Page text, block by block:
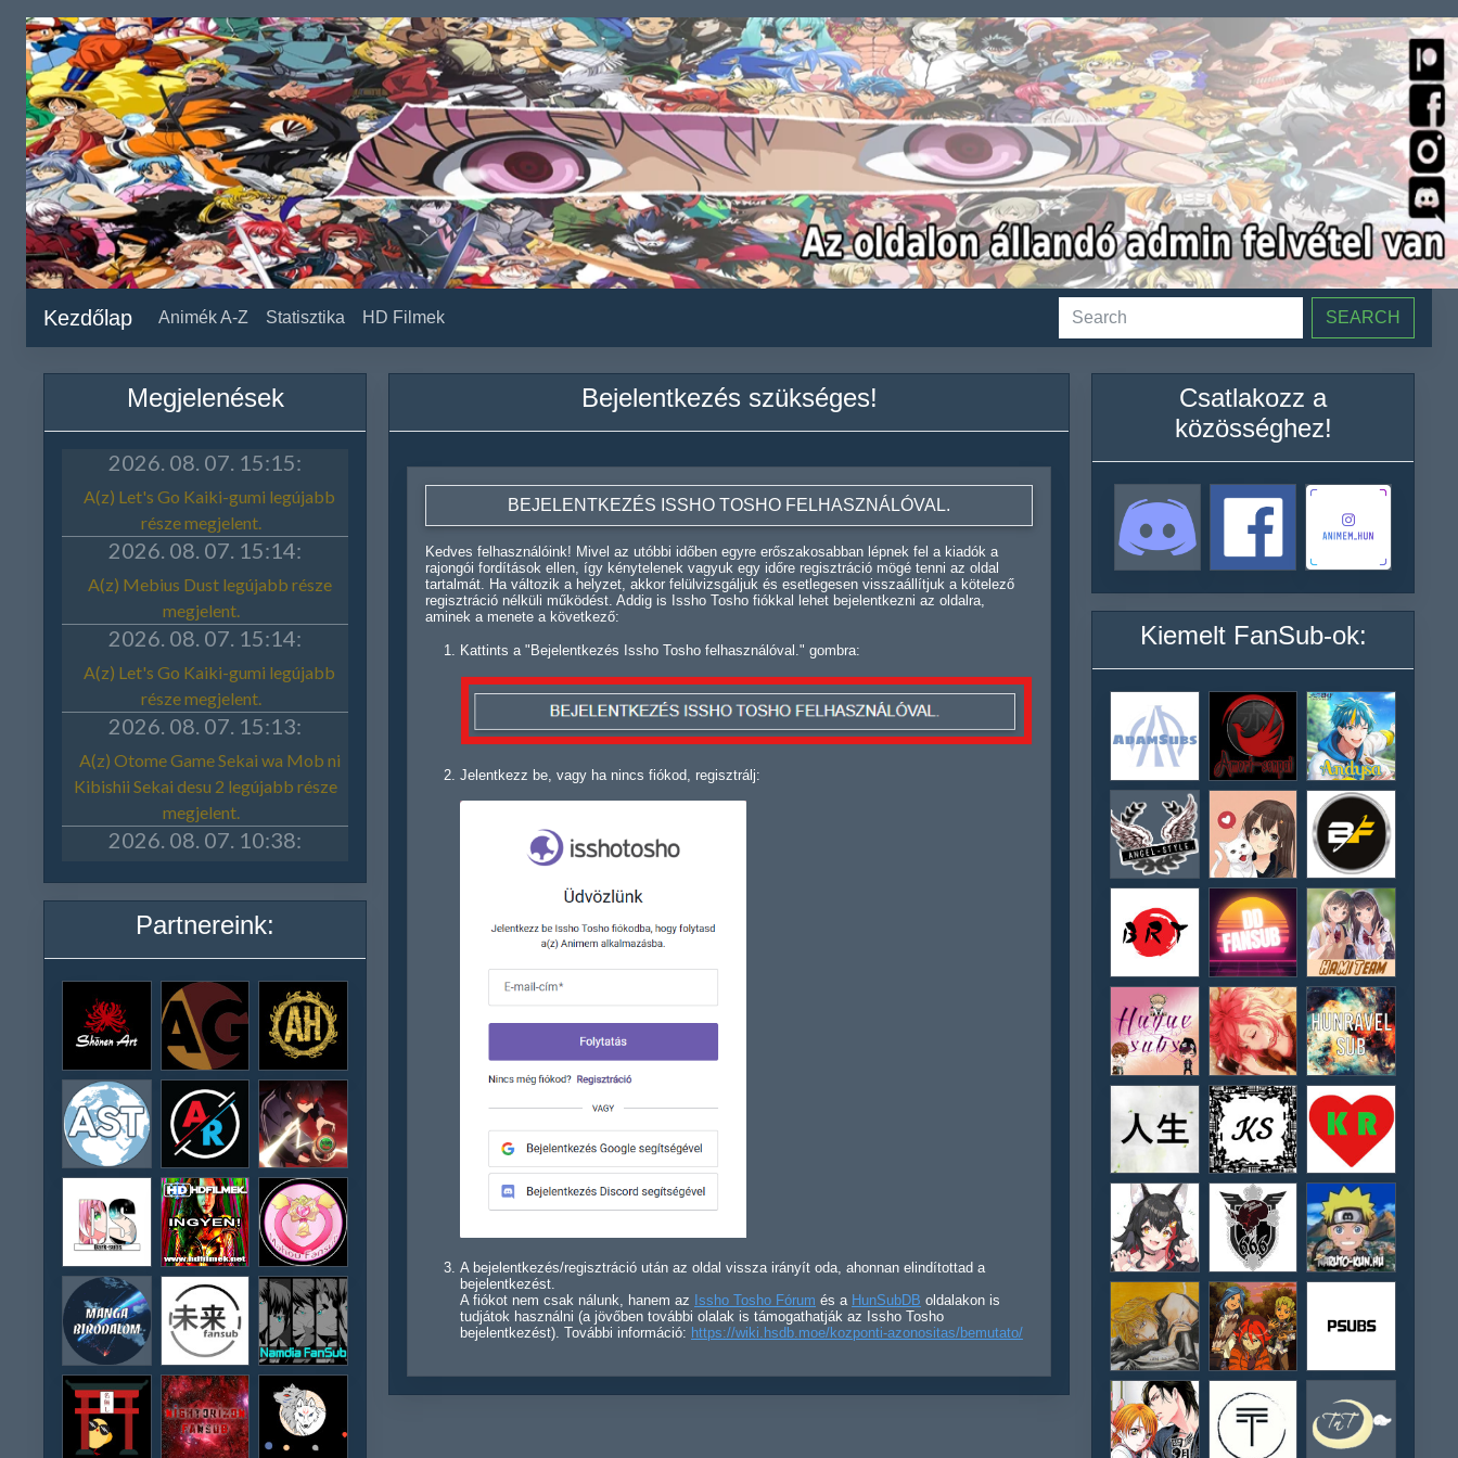
Kezdőlap Animék A-Z Statisztika HD Filmek SEARCH
Megjelenések
Partnereink:
Bejelentkezés szükséges!
BEJELENTKEZÉS ISSHO TOSHO FELHASZNÁLÓVAL.
Kedves felhasználóink! Mivel az utóbbi időben egyre erőszakosabban lépnek fel a kiadók a
rajongói fordítások ellen, így kénytelenek vagyuk egy időre regisztráció mögé tenni az oldal
tartalmát. Ha változik a helyzet, akkor felülvizsgáljuk és esetlegesen visszaállítjuk a kötelező
regisztráció nélküli működést. Addig is Issho Tosho fiókkal lehet bejelentkezni az oldalra,
aminek a menete a következő:
Kattints a "Bejelentkezés Issho Tosho felhasználóval." gombra:
Jelentkezz be, vagy ha nincs fiókod, regisztrálj:
A bejelentkezés/regisztráció után az oldal vissza irányít oda, ahonnan elindítottad a
bejelentkezést.
A fiókot nem csak nálunk, hanem az Issho Tosho Fórum és a HunSubDB oldalakon is
tudjátok használni (a jövőben további olalak is támogathatják az Issho Tosho
bejelentkezést). További információ: https://wiki.hsdb.moe/kozponti-azonositas/bemutato/
Csatlakozz a
közösséghez!
Kiemelt FanSub-ok: